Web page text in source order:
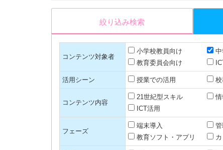
絞り込み検索
コンテンツ対象者
小学校教員向け
教育委員会向け
活用シーン 授業での活用 校
コンテンツ内容
21世紀型スキル 情
ICT活用
フェーズ
端末導入 管
教育ソフト・アプリ